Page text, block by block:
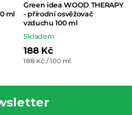
ml
Green idea WOOD THERAPY
- přírodní osvěžovač
vzduchu 100 ml
Skladem
188 Kč
Měrná
188 Kč / 100 ml